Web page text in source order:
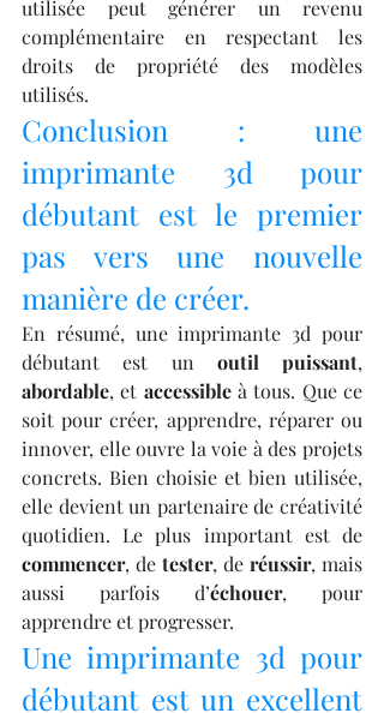
utilisée peut générer un revenu
complémentaire en respectant les
droits de propriété des modèles
utilisés.
Conclusion : une
imprimante 3d pour
débutant est le premier
pas vers une nouvelle
manière de créer.
En résumé, une imprimante 3d pour
débutant est un outil puissant
abordable, et accessible à tous. Que ce
soit pour créer, apprendre, réparer ou
innover, elle ouvre la voie à des projets
concrets. Bien choisie et bien utilisée,
elle devient un partenaire de créativité
commencer, de tester, de réussir, mais
aussi parfois d’échouer, pour
apprendre et progresser.
Une imprimante 3d pour
débutant est un excellent